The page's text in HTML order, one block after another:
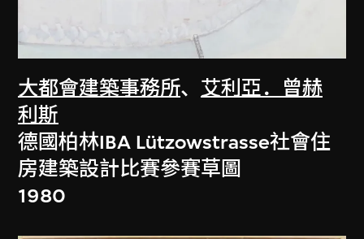
大都會建築事務所、 艾利亞．曾赫
利斯
德國柏林IBA Lützowstrasse社會住
房建築設計比賽參賽草圖
1980